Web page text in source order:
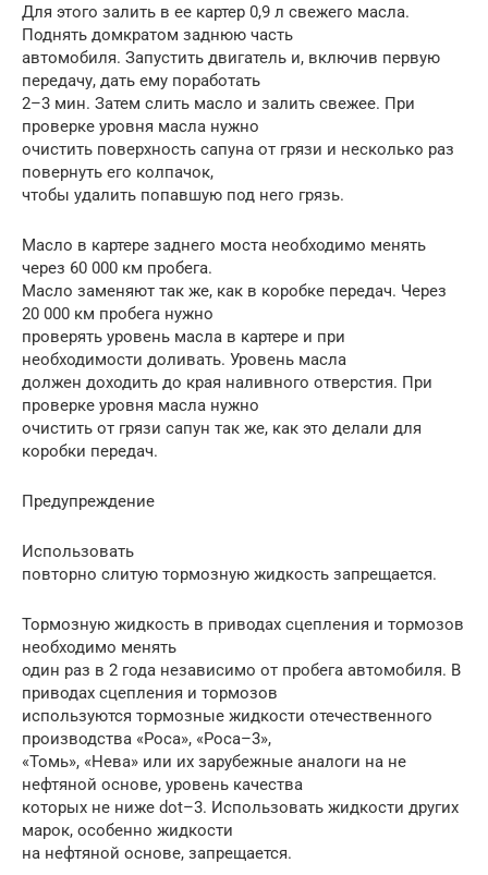
Для этого залить в ее картер 0,9 л свежего масла.
Поднять домкратом заднюю часть
автомобиля. Запустить двигатель и, включив первую
передачу, дать ему поработать
2–3 мин. Затем слить масло и залить свежее. При
проверке уровня масла нужно
очистить поверхность сапуна от грязи и несколько раз
повернуть его колпачок,
чтобы удалить попавшую под него грязь.
Масло в картере заднего моста необходимо менять
через 60 000 км пробега.
Масло заменяют так же, как в коробке передач. Через
20 000 км пробега нужно
проверять уровень масла в картере и при
необходимости доливать. Уровень масла
должен доходить до края наливного отверстия. При
проверке уровня масла нужно
очистить от грязи сапун так же, как это делали для
коробки передач.
Предупреждение
Использовать
повторно слитую тормозную жидкость запрещается.
Тормозную жидкость в приводах сцепления и тормозов
необходимо менять
один раз в 2 года независимо от пробега автомобиля. В
приводах сцепления и тормозов
используются тормозные жидкости отечественного
производства «Роса», «Роса–3»,
«Томь», «Нева» или их зарубежные аналоги на не
нефтяной основе, уровень качества
которых не ниже dot–3. Использовать жидкости других
марок, особенно жидкости
на нефтяной основе, запрещается.